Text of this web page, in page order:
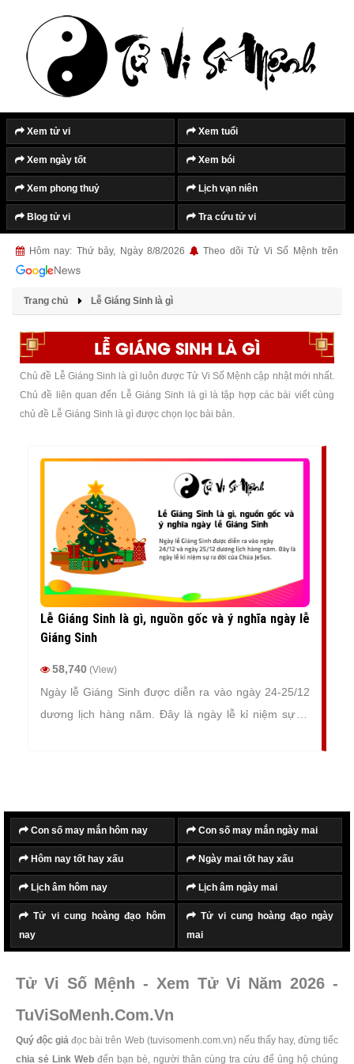
Xem tử vi Xem tuổi
Xem ngày tốt Xem bói
Xem phong thuỷ Lịch vạn niên
Blog tử vi Tra cứu tử vi
Hôm nay: Thứ bảy, Ngày 8/8/2026 Theo dõi Tử Vi Số Mệnh trên
Trang chủ Lễ Giáng Sinh là gì
LỄ GIÁNG SINH LÀ GÌ
Chủ đề Lễ Giáng Sinh là gì luôn được Tử Vi Số Mệnh cập nhật mới nhất.
Chủ đề liên quan đến Lễ Giáng Sinh là gì là tập hợp các bài viết cùng
chủ đề Lễ Giáng Sinh là gì được chọn lọc bài bản.
Lễ Giáng Sinh là gì, nguồn gốc và ý nghĩa ngày lễ
Giáng Sinh
58,740 (View)
Ngày lễ Giáng Sinh được diễn ra vào ngày 24-25/12
dương lịch hàng năm. Đây là ngày lễ kỉ niệm sự ra
Con số may mắn hôm nay Con số may mắn ngày mai
Hôm nay tốt hay xấu Ngày mai tốt hay xấu
Lịch âm hôm nay Lịch âm ngày mai
Tử vi cung hoàng đạo hôm
nay
Tử vi cung hoàng đạo ngày
mai
Tử Vi Số Mệnh - Xem Tử Vi Năm 2026 -
TuViSoMenh.Com.Vn
Quý độc giả đọc bài trên Web (tuvisomenh.com.vn) nếu thấy hay, đừng tiếc
chia sẻ Link Web đến bạn bè, người thân cùng tra cứu để ủng hộ chúng